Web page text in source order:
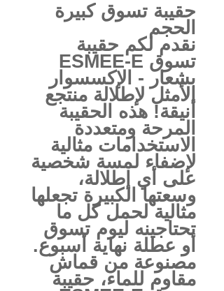
حقيبة تسوق كبيرة
الحجم
نقدم لكم حقيبة
تسوق ESMEE-E
بشعار - الإكسسوار
الأمثل لإطلالة منتجع
أنيقة! هذه الحقيبة
المرحة ومتعددة
الاستخدامات مثالية
لإضفاء لمسة شخصية
على أي إطلالة،
وسعتها الكبيرة تجعلها
مثالية لحمل كل ما
تحتاجينه ليوم تسوق
أو عطلة نهاية أسبوع.
مصنوعة من قماش
مقاوم للماء، حقيبة